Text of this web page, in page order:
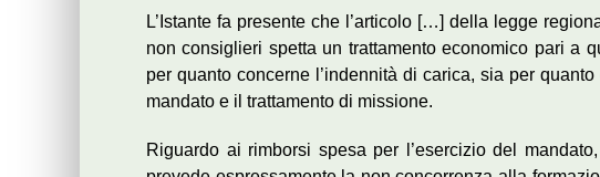
L’Istante fa presente che l’articolo […] della legge
non consiglieri spetta un trattamento economico pari a
per quanto concerne l’indennità di carica, sia per
mandato e il trattamento di missione.
Riguardo ai rimborsi spesa per l’esercizio del